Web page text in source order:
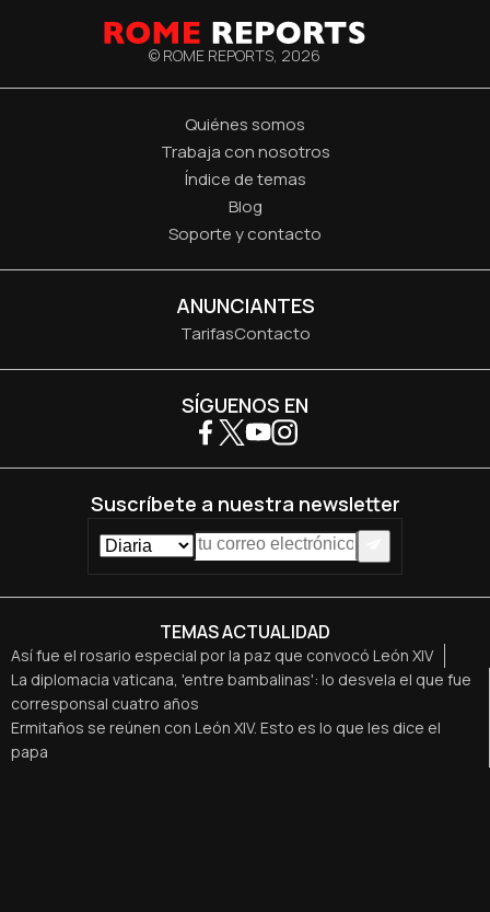
© ROME REPORTS, 2026
Quiénes somos
Trabaja con nosotros
Índice de temas
Blog
Soporte y contacto
ANUNCIANTES
TarifasContacto
TEMAS ACTUALIDAD
Así fue el rosario especial por la paz que convocó León XIV
La diplomacia vaticana, 'entre bambalinas': lo desvela el que fue
corresponsal cuatro años
Ermitaños se reúnen con León XIV. Esto es lo que les dice el
papa
SÍGUENOS EN
Suscríbete a nuestra newsletter